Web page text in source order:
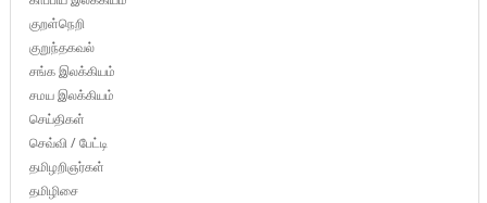
குறள்நெறி
குறுந்தகவல்
சங்க இலக்கியம்
சமய இலக்கியம்
செய்திகள்
செவ்வி / பேட்டி
தமிழறிஞர்கள்
தமிழிசை